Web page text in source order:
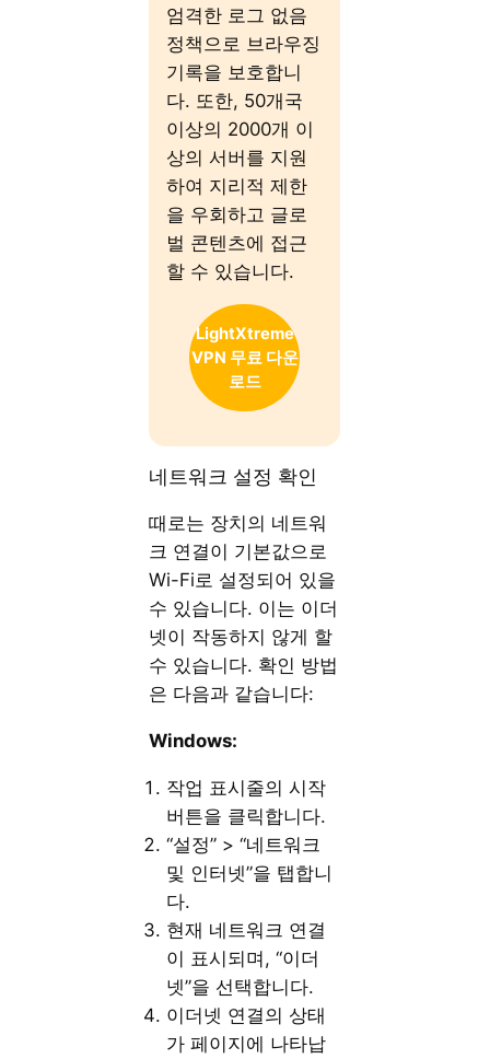
엄격한 로그 없음
정책으로 브라우징
기록을 보호합니
다. 또한, 50개국
이상의 2000개 이
상의 서버를 지원
하여 지리적 제한
을 우회하고 글로
벌 콘텐츠에 접근
할 수 있습니다.
LightXtreme
VPN 무료 다운
로드
네트워크 설정 확인
때로는 장치의 네트워
크 연결이 기본값으로
Wi-Fi로 설정되어 있을
수 있습니다. 이는 이더
넷이 작동하지 않게 할
수 있습니다. 확인 방법
은 다음과 같습니다:
Windows:
작업 표시줄의 시작
버튼을 클릭합니다.
“설정” > “네트워크
및 인터넷”을 탭합니
다.
현재 네트워크 연결
이 표시되며, “이더
넷”을 선택합니다.
이더넷 연결의 상태
가 페이지에 나타납